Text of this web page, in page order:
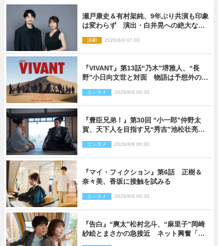
瀬戸康史＆有村架純、9年ぶり共演も印象
は変わらず 演出・白井晃への絶大なる
演劇 2026/8/9 07:00
『VIVANT』第13話“乃木”堺雅人、“長
野”小日向文世と対面 物語は予想外の展
エンタメ 2026/8/9 06:30
『豊臣兄弟！』第30回 “小一郎”仲野太
賀、天下人を目指す兄“秀吉”池松壮亮
エンタメ 2026/8/9 06:30
『マイ・フィクション』第6話 正樹＆
奈々美、香坂に接触を試みる
エンタメ 2026/8/9 06:30
『告白』“爽太”松村北斗、“麻里子”岡崎
紗絵とまさかの急接近 ネット興奮「そ